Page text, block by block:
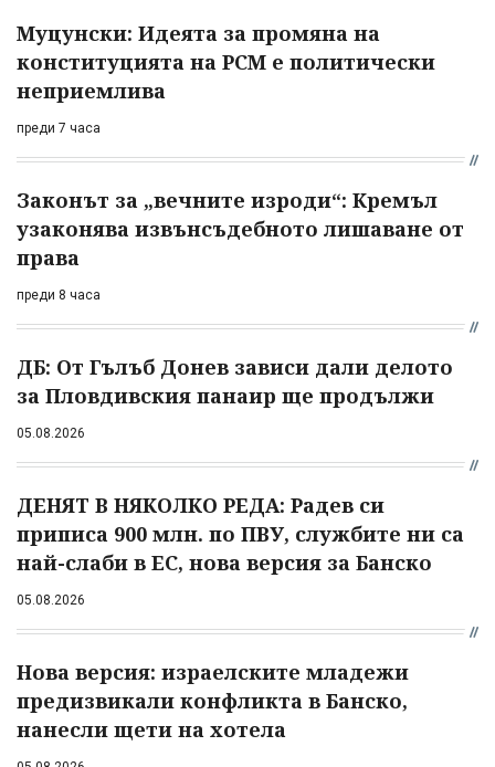
Муцунски: Идеята за промяна на
конституцията на РСМ е политически
неприемлива
преди 7 часа
Законът за „вечните изроди“: Кремъл
узаконява извънсъдебното лишаване от
права
преди 8 часа
ДБ: От Гълъб Донев зависи дали делото
за Пловдивския панаир ще продължи
05.08.2026
ДЕНЯТ В НЯКОЛКО РЕДА: Радев си
приписа 900 млн. по ПВУ, службите ни са
най-слаби в ЕС, нова версия за Банско
05.08.2026
Нова версия: израелските младежи
предизвикали конфликта в Банско,
нанесли щети на хотела